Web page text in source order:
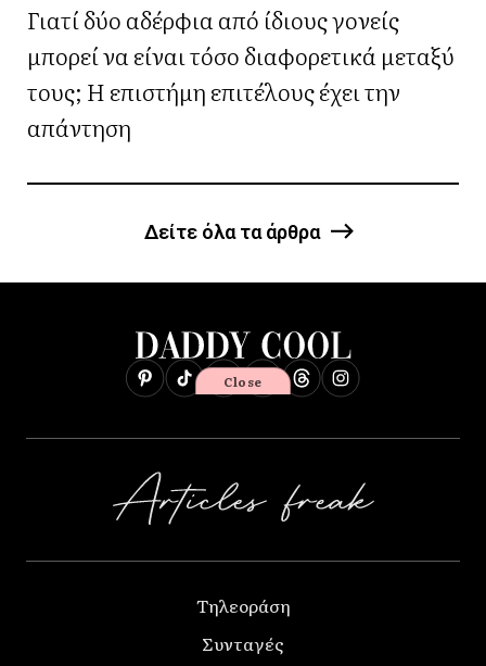
Γιατί δύο αδέρφια από ίδιους γονείς
μπορεί να είναι τόσο διαφορετικά μεταξύ
τους; Η επιστήμη επιτέλους έχει την
απάντηση
Δείτε όλα τα άρθρα
Τηλεοράση
Συνταγές
Close